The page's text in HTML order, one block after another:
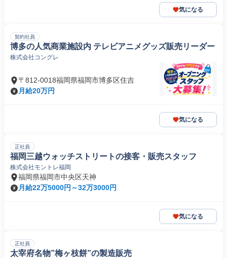
気になる
契約社員
博多の人気商業施設内 テレビアニメグッズ販売リーダー
株式会社コングレ
〒812-0018福岡県福岡市博多区住吉
月給20万円
気になる
正社員
福岡三越ウォッチストリートの接客・販売スタッフ
株式会社モントレ福岡
福岡県福岡市中央区天神
月給22万5000円～32万3000円
気になる
正社員
太宰府名物”梅ヶ枝餅”の製造販売